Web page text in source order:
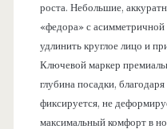
роста. Небольшие,
«федора» с
удлинить круглое лицо и
Ключевой маркер
глубина посадки,
фиксируется, не
максимальный комфорт в